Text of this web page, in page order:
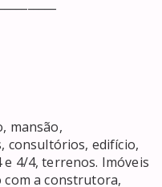
mansão,
consultórios, edifício,
4/4, terrenos. Imóveis
com a construtora,